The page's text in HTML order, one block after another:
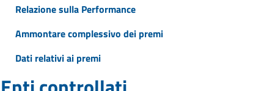
Relazione sulla Performance
Ammontare complessivo dei premi
Dati relativi ai premi